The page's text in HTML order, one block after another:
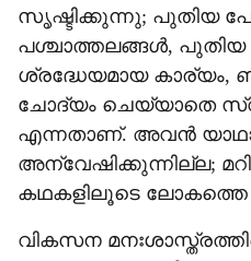
സൃഷ്ടിക്കുന്നു; പുതിയ
പശ്ചാത്തലങ്ങള്‍, പുതിയ
ശ്രദ്ധേയമായ
ചോദ്യം ചെയ്യാതെ
എന്നതാണ്. അവന്‍
അന്വേഷിക്കുന്നില്ല;
കഥകളിലൂടെ ലോകത്തെ
വികസന